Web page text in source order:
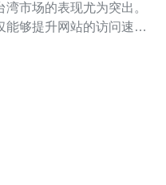
市场的表现尤为突出。
能够提升网站的访问速